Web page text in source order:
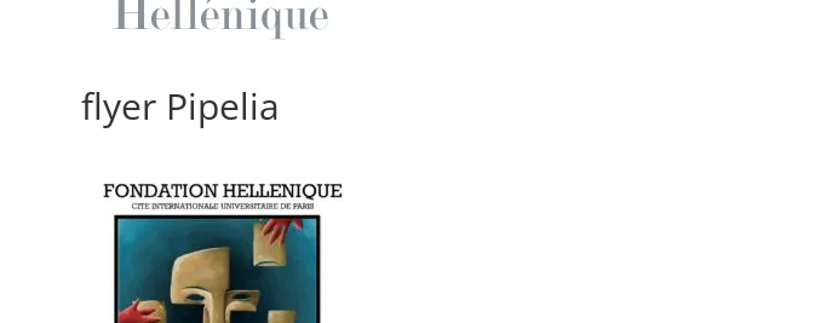
flyer Pipelia